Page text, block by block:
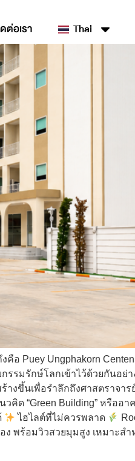
ต่อเรา Thai
Puey Ungphakorn
รรมรักษ์โลกเข้าไว้ด้วยกันอย่า
างขึ้นเพื่อรำลึกถึงศาสตราจาร
ด “Green Building” หรืออา
ไฮไลต์ที่ไม่ควรพลาด
พร้อมวิวสวยมุมสูง เหมาะสำ